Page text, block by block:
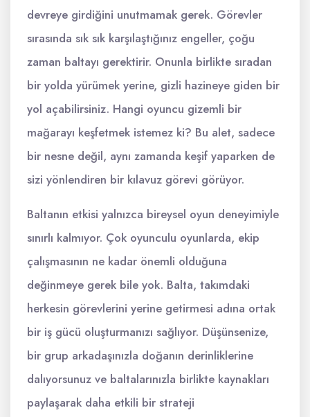
devreye girdiğini unutmamak gerek. Görevler
sırasında sık sık karşılaştığınız engeller, çoğu
zaman baltayı gerektirir. Onunla birlikte sıradan
bir yolda yürümek yerine, gizli hazineye giden bir
yol açabilirsiniz. Hangi oyuncu gizemli bir
mağarayı keşfetmek istemez ki? Bu alet, sadece
bir nesne değil, aynı zamanda keşif yaparken de
sizi yönlendiren bir kılavuz görevi görüyor.
Baltanın etkisi yalnızca bireysel oyun deneyimiyle
sınırlı kalmıyor. Çok oyunculu oyunlarda, ekip
çalışmasının ne kadar önemli olduğuna
değinmeye gerek bile yok. Balta, takımdaki
herkesin görevlerini yerine getirmesi adına ortak
bir iş gücü oluşturmanızı sağlıyor. Düşünsenize,
bir grup arkadaşınızla doğanın derinliklerine
dalıyorsunuz ve baltalarınızla birlikte kaynakları
paylaşarak daha etkili bir strateji